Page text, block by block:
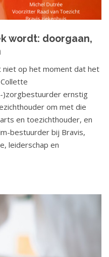
wordt: doorgaan,
niet op het moment dat het
)zorgbestuurder ernstig
om met die
en toezichthouder, en
bestuurder bij Bravis,
leiderschap en